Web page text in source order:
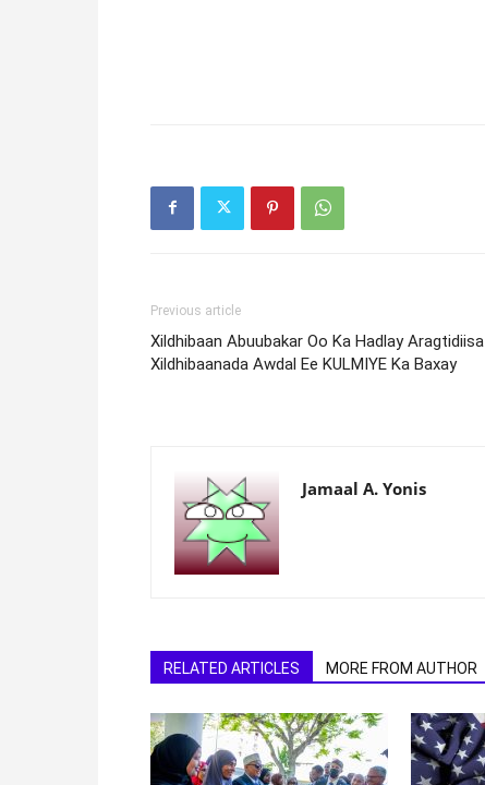
Previous article
Xildhibaan Abuubakar Oo Ka Hadlay Aragtidiisa
Xildhibaanada Awdal Ee KULMIYE Ka Baxay
Jamaal A. Yonis
RELATED ARTICLES MORE FROM AUTHOR